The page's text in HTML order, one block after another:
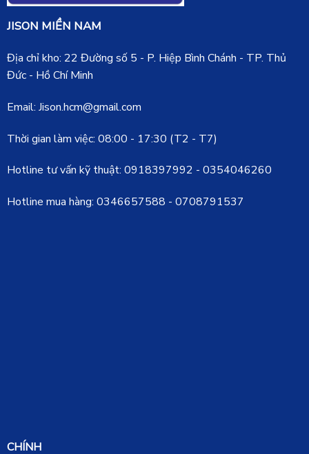
JISON MIỀN NAM
Địa chỉ kho: 22 Đường số 5 - P. Hiệp Bình Chánh - TP. Thủ
Đức - Hồ Chí Minh
Email: Jison.hcm@gmail.com
Thời gian làm việc: 08:00 - 17:30 (T2 - T7)
Hotline tư vấn kỹ thuật: 0918397992 - 0354046260
Hotline mua hàng: 0346657588 - 0708791537
CHÍNH